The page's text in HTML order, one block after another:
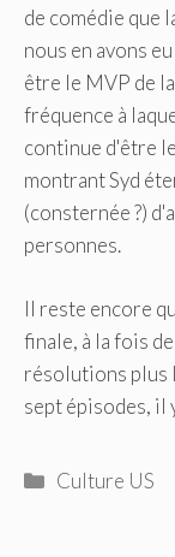
de comédie que
nous en avons
être le MVP de
fréquence à
continue d'être
montrant Syd
(consternée ?)
personnes.
Il reste encore
finale, à la fois
résolutions plus
sept épisodes, il
Catégories
Culture US